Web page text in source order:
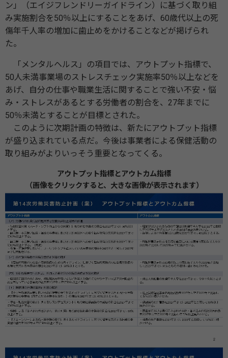
ン」（エイジフレンドリーガイドライン）に基づく取り組
み実施割合を50％以上にすることをあげ、60歳代以上の死
傷年千人率の増加に歯止めをかけることなどが掲げられ
た。
「メンタルヘルス」の項目では、アウトプット指標で、
50人未満事業場のストレスチェック実施率50％以上などを
あげ、自分の仕事や職業生活に関することで強い不安・悩
み・ストレスがあるとする労働者の割合を、27年までに
50％未満とすることが目標とされた。
このように次期計画の特徴は、新たにアウトプット指標
が盛り込まれている点だ。今後は事業者による保健活動の
取り組みがよりいっそう重要となってくる。
アウトプット指標とアウトカム指標
（画像をクリックすると、大きな画像が表示されます）